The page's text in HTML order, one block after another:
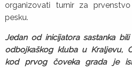
organizovati turnir za
pesku.
Jedan od inicijatora sastanka
odbojkaškog kluba u Kraljevu,
kod prvog čoveka grada je